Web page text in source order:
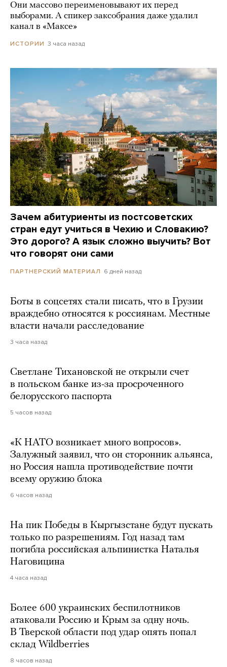
Они массово переименовывают их перед
выборами. А спикер заксобрания даже удалил
канал в «Максе»
ИСТОРИИ 3 часа назад
Зачем абитуриенты из постсоветских
стран едут учиться в Чехию и Словакию?
Это дорого? А язык сложно выучить? Вот
что говорят они сами
ПАРТНЕРСКИЙ МАТЕРИАЛ 6 дней назад
Боты в соцсетях стали писать, что в Грузии
враждебно относятся к россиянам. Местные
власти начали расследование
3 часа назад
Светлане Тихановской не открыли счет
в польском банке из-за просроченного
белорусского паспорта
5 часов назад
«К НАТО возникает много вопросов».
Залужный заявил, что он сторонник альянса,
но Россия нашла противодействие почти
всему оружию блока
6 часов назад
На пик Победы в Кыргызстане будут пускать
только по разрешениям. Год назад там
погибла российская альпинистка Наталья
Наговицина
4 часа назад
Более 600 украинских беспилотников
атаковали Россию и Крым за одну ночь.
В Тверской области под удар опять попал
склад Wildberries
8 часов назад